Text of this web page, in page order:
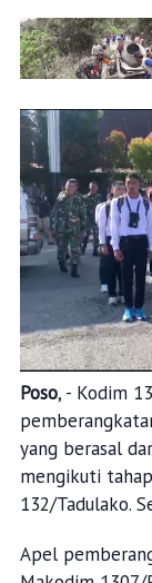
Poso, - Kodim
yang berasal
mengikuti
132/Tadulako.
Apel